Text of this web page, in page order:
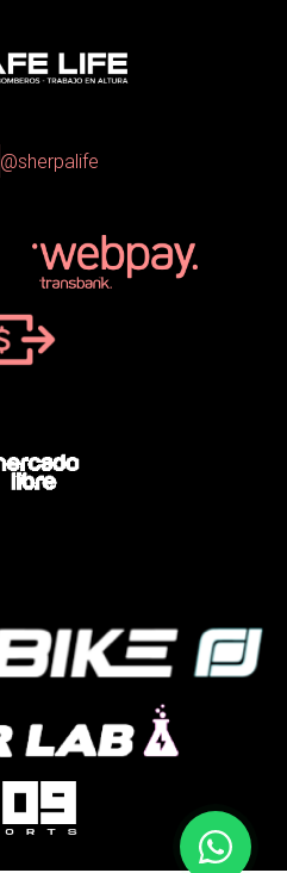
@sherpalife